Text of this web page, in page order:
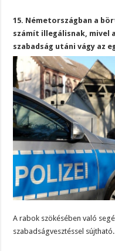
15. Németországban a
számít illegálisnak, mivel
szabadság utáni vágy az
A rabok szökésében való
szabadságvesztéssel sújtható.